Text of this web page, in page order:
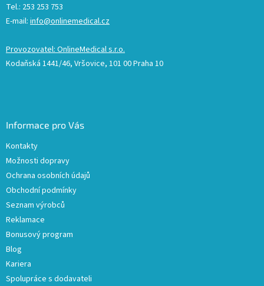
Tel.: 253 253 753
E-mail: info@onlinemedical.cz
Provozovatel: OnlineMedical s.r.o.
Kodaňská 1441/46, Vršovice, 101 00 Praha 10
Informace pro Vás
Kontakty
Možnosti dopravy
Ochrana osobních údajů
Obchodní podmínky
Seznam výrobců
Reklamace
Bonusový program
Blog
Kariera
Spolupráce s dodavateli